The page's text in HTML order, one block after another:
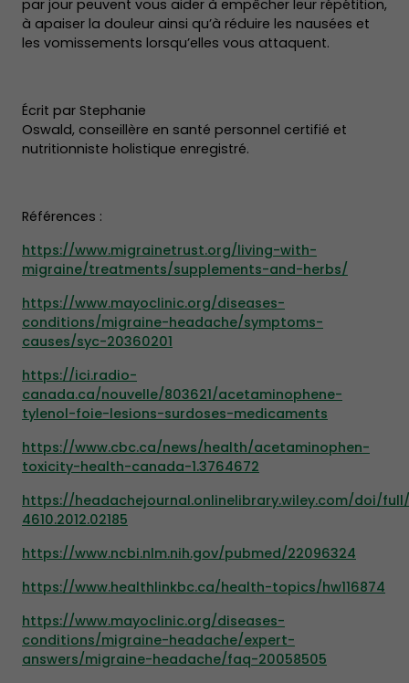
par jour peuvent vous aider à empêcher leur répétition,
à apaiser la douleur ainsi qu’à réduire les nausées et
les vomissements lorsqu’elles vous attaquent.
Écrit par Stephanie
Oswald, conseillère en santé personnel certifié et
nutritionniste holistique enregistré.
Références :
https://www.migrainetrust.org/living-with-
migraine/treatments/supplements-and-herbs/
https://www.mayoclinic.org/diseases-
conditions/migraine-headache/symptoms-
causes/syc-20360201
https://ici.radio-
canada.ca/nouvelle/803621/acetaminophene-
tylenol-foie-lesions-surdoses-medicaments
https://www.cbc.ca/news/health/acetaminophen-
toxicity-health-canada-1.3764672
https://headachejournal.onlinelibrary.wiley.com/doi/full/
4610.2012.02185
https://www.ncbi.nlm.nih.gov/pubmed/22096324
https://www.healthlinkbc.ca/health-topics/hw116874
https://www.mayoclinic.org/diseases-
conditions/migraine-headache/expert-
answers/migraine-headache/faq-20058505